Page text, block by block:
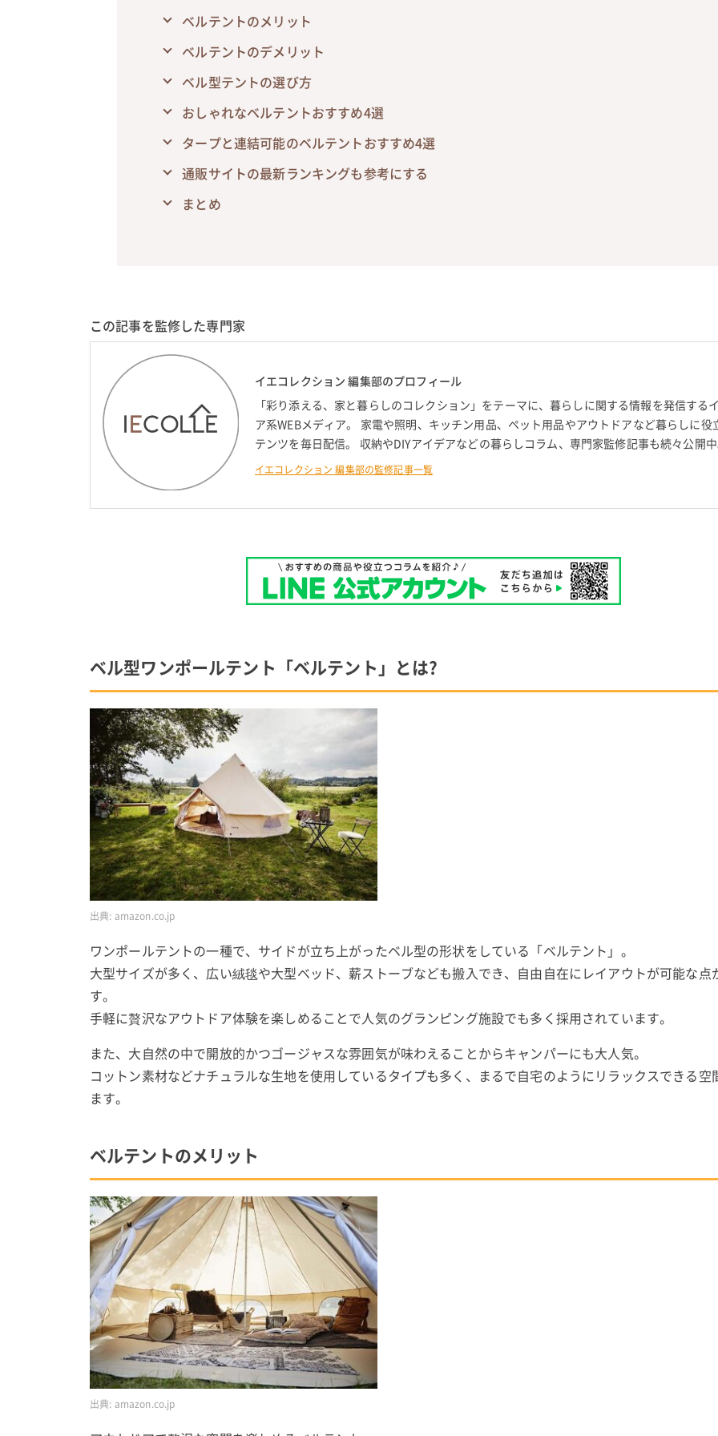
ベルテントのメリット
ベルテントのデメリット
ベル型テントの選び方
おしゃれなベルテントおすすめ4選
タープと連結可能のベルテントおすすめ4選
通販サイトの最新ランキングも参考にする
まとめ
この記事を監修した専門家
イエコレクション 編集部のプロフィール
「彩り添える、家と暮らしのコレクション」をテーマに、暮らしに関する情報を発信する
ア系WEBメディア。 家電や照明、キッチン用品、ペット用品やアウトドアなど暮らしに役
テンツを毎日配信。 収納やDIYアイデアなどの暮らしコラム、専門家監修記事も続々公開中
イエコレクション 編集部の監修記事一覧
ベル型ワンポールテント「ベルテント」とは?
出典: amazon.co.jp
ワンポールテントの一種で、サイドが立ち上がったベル型の形状をしている「ベルテント」。
大型サイズが多く、広い絨毯や大型ベッド、薪ストーブなども搬入でき、自由自在にレイアウトが可能な点
す。
手軽に贅沢なアウトドア体験を楽しめることで人気のグランピング施設でも多く採用されています。
また、大自然の中で開放的かつゴージャスな雰囲気が味わえることからキャンパーにも大人気。
コットン素材などナチュラルな生地を使用しているタイプも多く、まるで自宅のようにリラックスできる空
ます。
ベルテントのメリット
出典: amazon.co.jp